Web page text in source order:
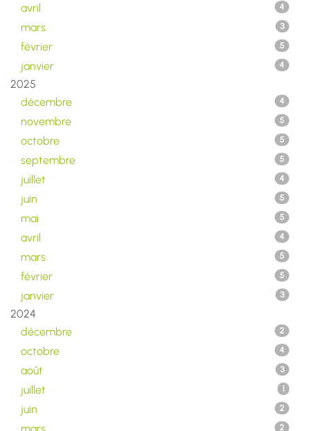
avril 4
mars 3
février 5
janvier 4
2025
décembre
4
novembre 5
octobre 5
septembre 5
juillet 4
juin 5
mai 5
avril 4
mars 5
février 5
janvier 3
2024
décembre
2
octobre 4
août 3
juillet 1
juin 2
2